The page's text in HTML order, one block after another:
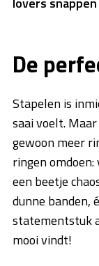
De
Stapelen is
saai voelt.
gewoon meer
ringen
een beetje
dunne banden,
statementstuk
mooi vindt!